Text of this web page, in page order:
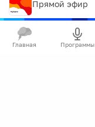
Прямой эфир
Главная Программы